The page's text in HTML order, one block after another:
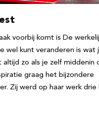
voorbij komt is De
wel kunt veranderen is wat
zo als je zelf middenin
graag het bijzondere
Zij werd op haar werk drie